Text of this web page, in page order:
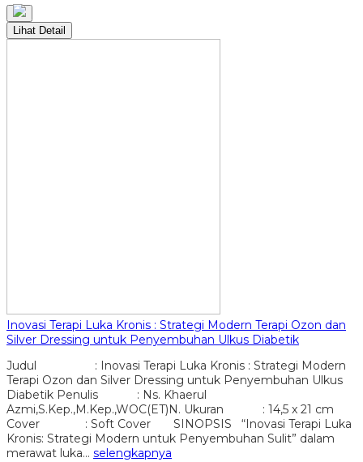
Lihat Detail
Inovasi Terapi Luka Kronis : Strategi Modern Terapi Ozon dan
Silver Dressing untuk Penyembuhan Ulkus Diabetik
Judul : Inovasi Terapi Luka Kronis : Strategi Modern
Terapi Ozon dan Silver Dressing untuk Penyembuhan Ulkus
Diabetik Penulis : Ns. Khaerul
Azmi,S.Kep.,M.Kep.,WOC(ET)N. Ukuran : 14,5 x 21 cm
Cover : Soft Cover SINOPSIS “Inovasi Terapi Luka
Kronis: Strategi Modern untuk Penyembuhan Sulit” dalam
merawat luka… selengkapnya